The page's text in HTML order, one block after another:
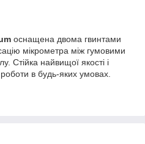
оснащена двома гвинтами
мікрометра між гумовими
Стійка найвищої якості і
в будь-яких умовах.